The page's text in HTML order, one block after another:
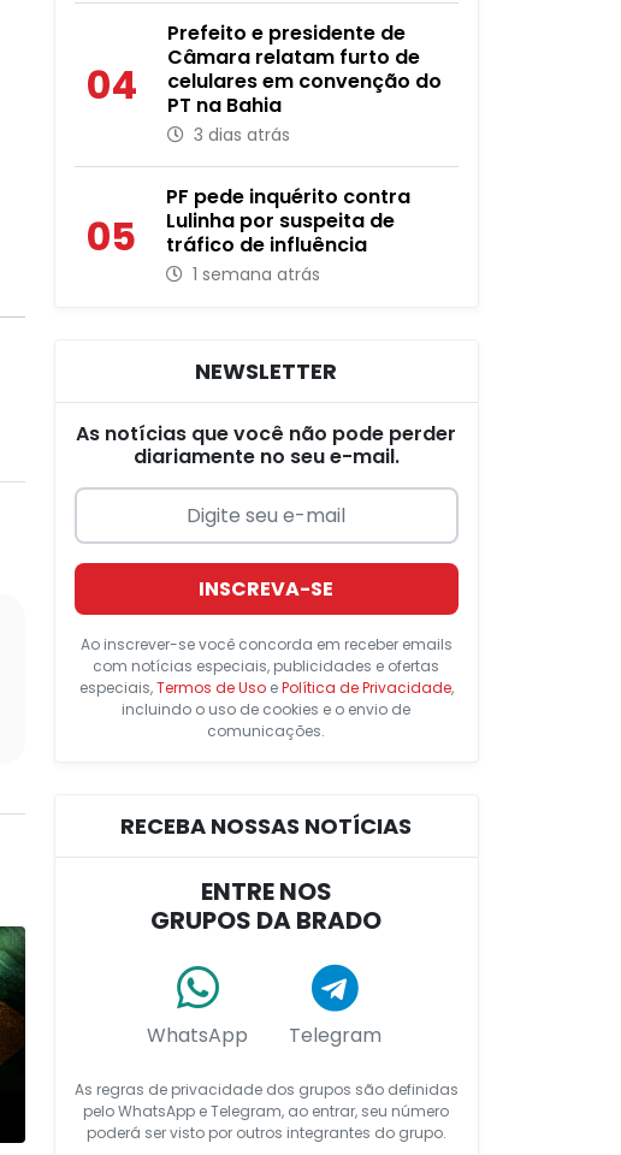
04
Prefeito e presidente de
Câmara relatam furto de
celulares em convenção do
PT na Bahia
3 dias atrás
05
PF pede inquérito contra
Lulinha por suspeita de
tráfico de influência
1 semana atrás
NEWSLETTER
As notícias que você não pode perder
diariamente no seu e-mail.
INSCREVA-SE
Ao inscrever-se você concorda em receber emails
com notícias especiais, publicidades e ofertas
especiais,Termos de UsoePolítica de Privacidade,
incluindo o uso de cookies e o envio de
comunicações.
RECEBA NOSSAS NOTÍCIAS
ENTRE NOS
GRUPOS DA BRADO
WhatsApp Telegram
As regras de privacidade dos grupos são definidas
pelo WhatsApp e Telegram, ao entrar, seu número
poderá ser visto por outros integrantes do grupo.